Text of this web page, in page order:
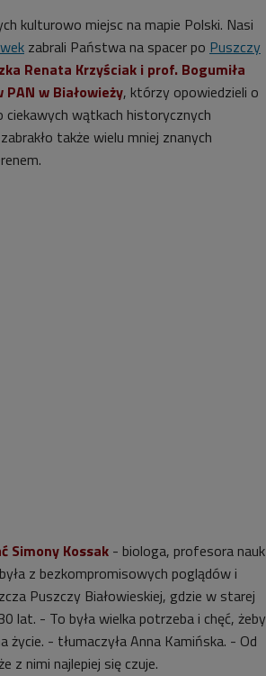
kulturowo miejsc na mapie Polski. Nasi
zabrali Państwa na spacer po Puszczy
Renata Krzyściak i prof. Bogumiła
w Białowieży, którzy opowiedzieli o
ciekawych wątkach historycznych
także wielu mniej znanych
Simony Kossak - biologa, profesora nauk
z bezkompromisowych poglądów i
Puszczy Białowieskiej, gdzie w starej
lat. - To była wielka potrzeba i chęć, żeby
życie. - tłumaczyła Anna Kamińska. - Od
z nimi najlepiej się czuje.